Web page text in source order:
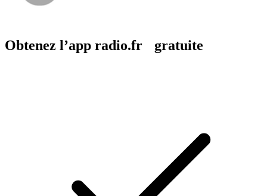
Obtenez l’app radio.fr gratuite